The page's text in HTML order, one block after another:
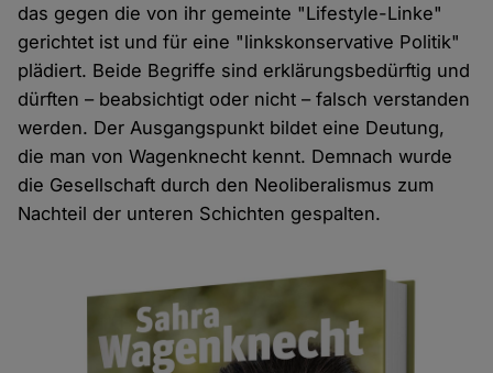
das gegen die von ihr gemeinte "Lifestyle-Linke"
gerichtet ist und für eine "linkskonservative Politik"
plädiert. Beide Begriffe sind erklärungsbedürftig und
dürften – beabsichtigt oder nicht – falsch verstanden
werden. Der Ausgangspunkt bildet eine Deutung,
die man von Wagenknecht kennt. Demnach wurde
die Gesellschaft durch den Neoliberalismus zum
Nachteil der unteren Schichten gespalten.